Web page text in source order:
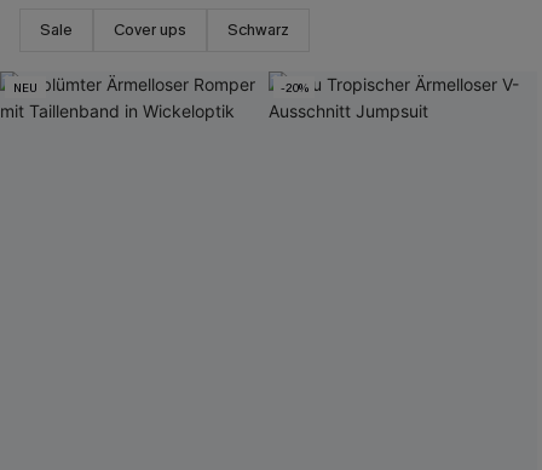
Sale Cover ups Schwarz
NEU -20%